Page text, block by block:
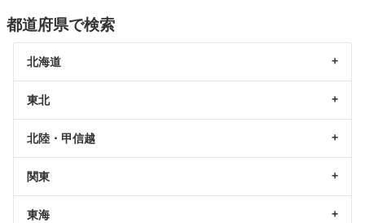
都道府県で検索
北海道
東北
北陸・甲信越
関東
東海